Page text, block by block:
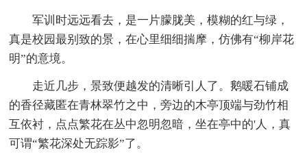
军训时远远看去，是一片朦胧美，模糊的红与绿，
真是校园最别致的景，在心里细细揣摩，仿佛有“柳岸花
明”的意境。
走近几步，景致便越发的清晰引人了。鹅暖石铺成
的香径藏匿在青林翠竹之中，旁边的木亭顶端与劲竹相
互依衬，点点繁花在丛中忽明忽暗，坐在亭中的'人，真
可谓“繁花深处无踪影”了。